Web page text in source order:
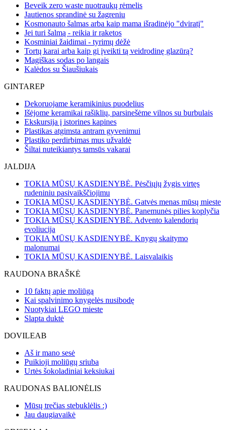
Beveik zero waste nuotraukų rėmelis
Jautienos sprandinė su žagreniu
Kosmonauto šalmas arba kaip mama išradinėjo "dviratį"
Jei turi šalmą - reikia ir raketos
Kosminiai žaidimai - tyrimų dėžė
Tortų karai arba kaip gi įveikti tą veidrodinę glazūrą?
Magiškas sodas po langais
Kalėdos su Šiaušiukais
GINTAREP
Dekoruojame keramikinius puodelius
Išėjome keramikai rašiklių, parsinešėme vilnos su burbulais
Ekskursija į istorines kapines
Plastikas atgimsta antram gyvenimui
Plastiko perdirbimas mus užvaldė
Šiltai nuteikiantys tamsūs vakarai
JALDIJA
TOKIA MŪSŲ KASDIENYBĖ. Pėsčiųjų žygis virtęs
rudeniniu pasivaikščiojimu
TOKIA MŪSŲ KASDIENYBĖ. Gatvės menas mūsų mieste
TOKIA MŪSŲ KASDIENYBĖ. Panemunės pilies koplyčia
TOKIA MŪSŲ KASDIENYBĖ. Advento kalendorių
evoliucija
TOKIA MŪSŲ KASDIENYBĖ. Knygų skaitymo
malonumai
TOKIA MŪSŲ KASDIENYBĖ. Laisvalaikis
RAUDONA BRAŠKĖ
10 faktų apie moliūgą
Kai spalvinimo knygelės nusibodę
Nuotykiai LEGO mieste
Slapta duktė
DOVILEAB
Aš ir mano sesė
Puikioji moliūgų sriuba
Urtės šokoladiniai keksiukai
RAUDONAS BALIONĖLIS
Mūsų trečias stebuklėlis :)
Jau daugiavaikė